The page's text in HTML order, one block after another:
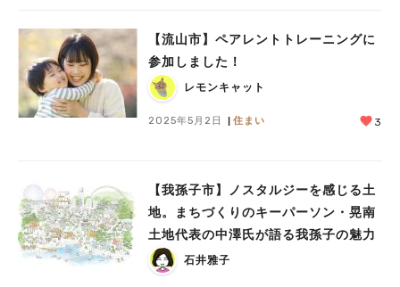
【流山市】ペアレントトレーニングに
参加しました！
レモンキャット
2025年5月2日 住まい 3
【我孫子市】ノスタルジーを感じる土
地。まちづくりのキーパーソン・晃南
土地代表の中澤氏が語る我孫子の魅力
石井雅子